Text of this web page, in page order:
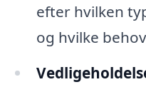
efter hvilken
og hvilke